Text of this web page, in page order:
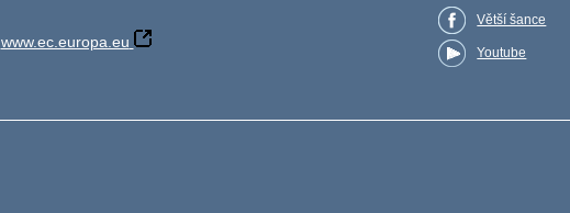
www.ec.europa.eu
Větší šance
Youtube